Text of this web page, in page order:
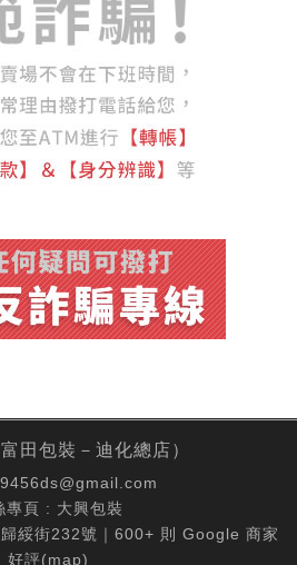
田包裝－迪化總店）
9456ds@gmail.com
專頁 : 大興包裝
綏街232號｜600+ 則 Google 商家
好評(map)